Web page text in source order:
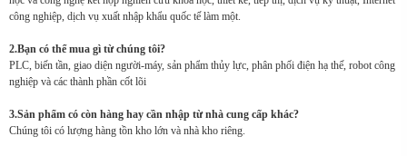
công nghiệp, dịch vụ xuất nhập khẩu quốc tế làm một.
2.Bạn có thể mua gì từ chúng tôi?
PLC, biến tần, giao diện người-máy, sản phẩm thủy lực, phân phối điện hạ thế, robot công
nghiệp và các thành phần cốt lõi
3.Sản phẩm có còn hàng hay cần nhập từ nhà cung cấp khác?
Chúng tôi có lượng hàng tồn kho lớn và nhà kho riêng.